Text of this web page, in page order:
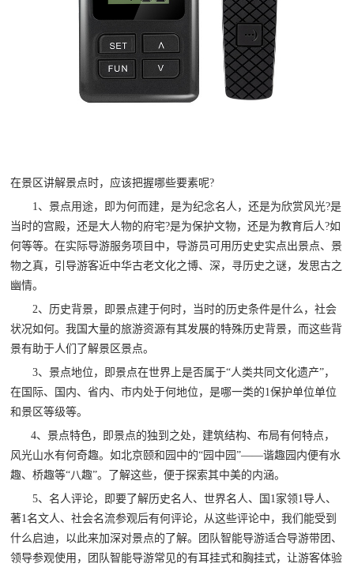
在景区讲解景点时，应该把握哪些要素呢?
1、景点用途，即为何而建，是为纪念名人，还是为欣赏风光?是
当时的宫殿，还是大人物的府宅?是为保护文物，还是为教育后人?如
何等等。在实际导游服务项目中，导游员可用历史史实点出景点、景
物之真，引导游客近中华古老文化之博、深，寻历史之谜，发思古之
幽情。
2、历史背景，即景点建于何时，当时的历史条件是什么，社会
状况如何。我国大量的旅游资源有其发展的特殊历史背景，而这些背
景有助于人们了解景区景点。
3、景点地位，即景点在世界上是否属于“人类共同文化遗产”，
在国际、国内、省内、市内处于何地位，是哪一类的1保护单位单位
和景区等级等。
4、景点特色，即景点的独到之处，建筑结构、布局有何特点，
风光山水有何奇趣。如北京颐和园中的“园中园”——谐趣园内便有水
趣、桥趣等“八趣”。了解这些，便于探索其中美的内涵。
5、名人评论，即要了解历史名人、世界名人、国1家领1导人、
著1名文人、社会名流参观后有何评论，从这些评论中，我们能受到
什么启迪，以此来加深对景点的了解。
团队智能导游适合导游带团、
领导参观使用，团队智能导游常见的有耳挂式和胸挂式，让游客体验